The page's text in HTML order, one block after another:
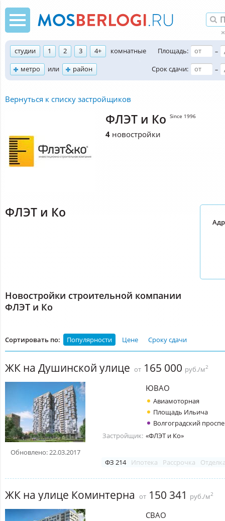
студии 1 2 3 4+
комнатные
метро
или район
Площадь:
–
Срок сдачи:
–
Вернуться к списку застройщиков
ФЛЭТ и Ко Since 1996
4 новостройки
ФЛЭТ и Ко
Новостройки строительной компании
ФЛЭТ и Ко
Сортировать по: Популярности Цене Сроку сдачи
ЖК на Душинской улице от 165 000 руб./м2
Обновлено: 22.03.2017
ЮВАО
Авиамоторная
Площадь Ильича
Волгоградский
Застройщик: «ФЛЭТ и Ко»
ФЗ 214 Ипотека Рассрочка
ЖК на улице Коминтерна от 150 341 руб./м2
СВАО